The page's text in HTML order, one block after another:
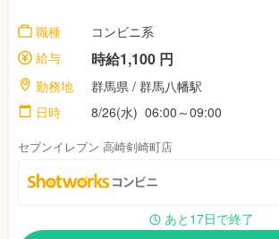
職種
コンビニ系
給与
時給1,100 円
勤務地
群馬県 / 群馬八幡駅
日時
8/26(水) 06:00～09:00
セブンイレブン 高崎剣崎町店
あと17日で終了